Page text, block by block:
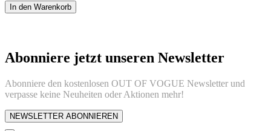
In den Warenkorb
Abonniere jetzt unseren Newsletter
Abonniere den kostenlosen OUT OF VOGUE Newsletter und
verpasse keine Neuheiten oder Aktionen mehr!
NEWSLETTER ABONNIEREN